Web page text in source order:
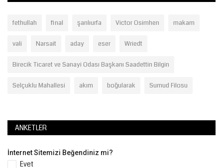
fethullah final şanlıurfa Victor Osimhen makam
vali Narsait aday eser Wriedt
Birecik Ticaret ve Sanayi Odası Başkanı Saadettin Bilgin
Selçuklu Mahallesi akım boğularak Sumud Filosu
ANKETLER
İnternet Sitemizi Beğendiniz mi?
Evet